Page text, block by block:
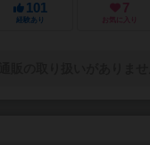
101
経験あり
7
お気に入り